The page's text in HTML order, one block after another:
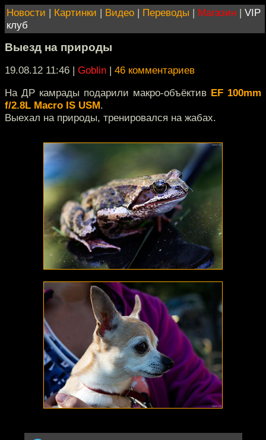
Новости | Картинки | Видео | Переводы | Магазин | VIP
клуб
Выезд на природы
19.08.12 11:46 | Goblin | 46 комментариев
На ДР камрады подарили макро-объёктив EF 100mm
f/2.8L Macro IS USM.
Выехал на природы, тренировался на жабах.